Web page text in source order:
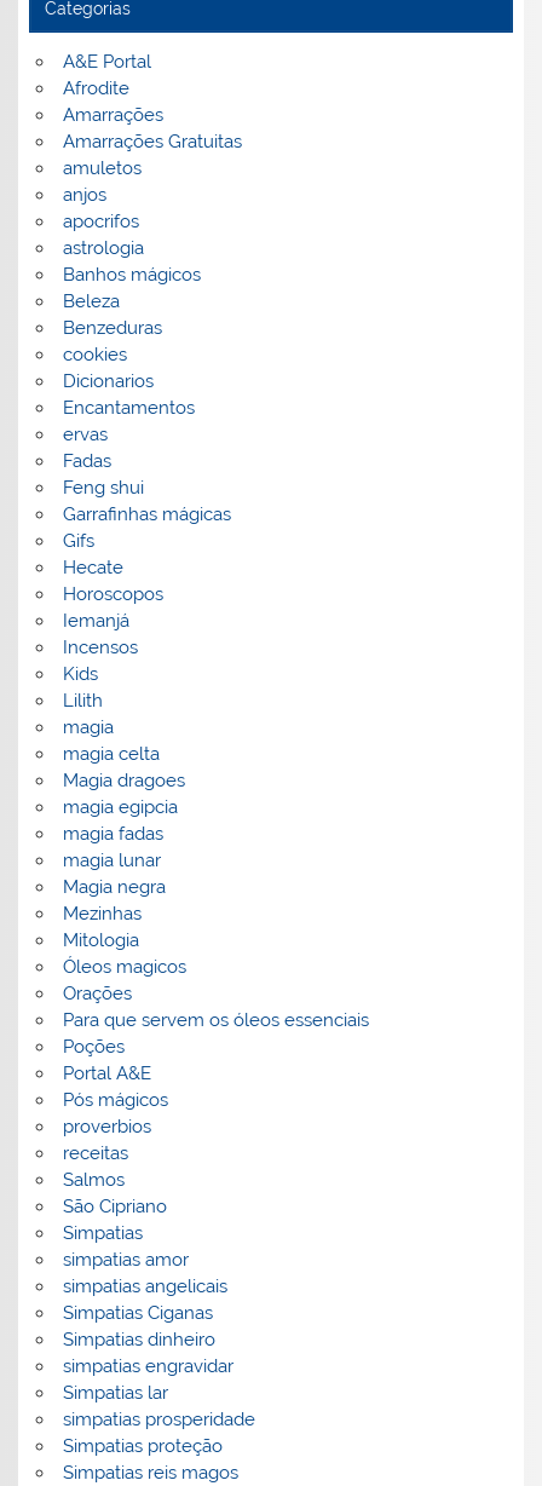
Categorias
A&E Portal
Afrodite
Amarrações
Amarrações Gratuitas
amuletos
anjos
apocrifos
astrologia
Banhos mágicos
Beleza
Benzeduras
cookies
Dicionarios
Encantamentos
ervas
Fadas
Feng shui
Garrafinhas mágicas
Gifs
Hecate
Horoscopos
Iemanjá
Incensos
Kids
Lilith
magia
magia celta
Magia dragoes
magia egipcia
magia fadas
magia lunar
Magia negra
Mezinhas
Mitologia
Óleos magicos
Orações
Para que servem os óleos essenciais
Poções
Portal A&E
Pós mágicos
proverbios
receitas
Salmos
São Cipriano
Simpatias
simpatias amor
simpatias angelicais
Simpatias Ciganas
Simpatias dinheiro
simpatias engravidar
Simpatias lar
simpatias prosperidade
Simpatias proteção
Simpatias reis magos